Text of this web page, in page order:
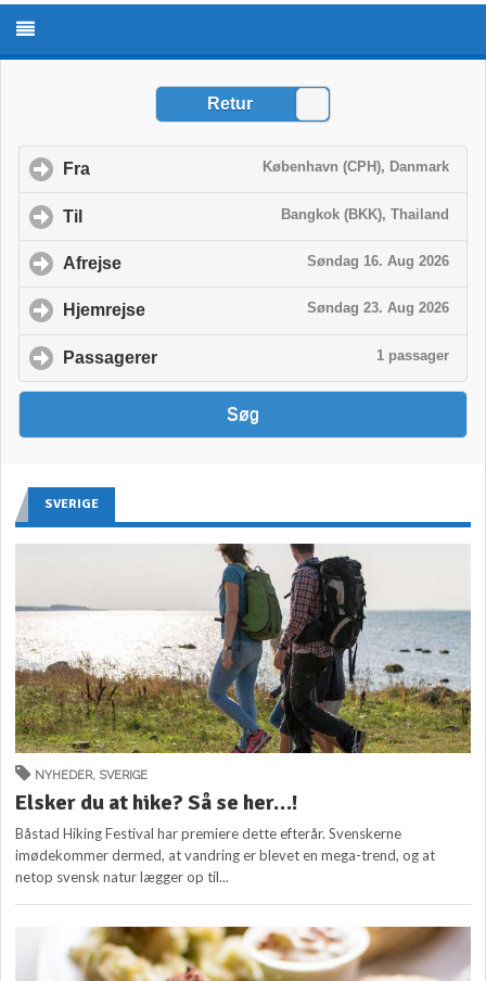
SVERIGE
NYHEDER, SVERIGE
Elsker du at hike? Så se her…!
Båstad Hiking Festival har premiere dette efterår. Svenskerne
imødekommer dermed, at vandring er blevet en mega-trend, og at
netop svensk natur lægger op til...